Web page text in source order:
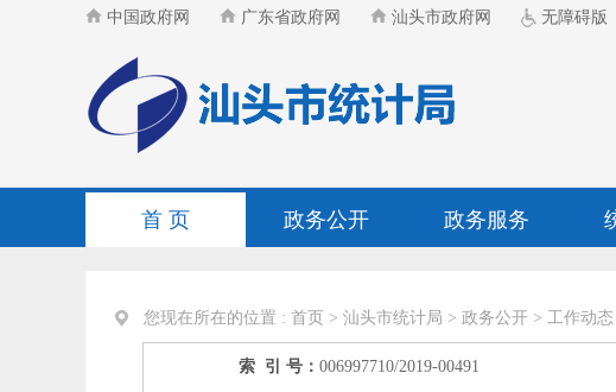
中国政府网 广东省政府网 汕头市政府网 无障碍版
首 页 政务公开 政务服务
您现在所在的位置 : 首页 > 汕头市统计局 > 政务公开 > 工作动态
索 引 号： 006997710/2019-00491